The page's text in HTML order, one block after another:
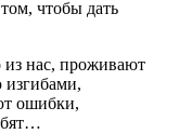
чтобы дать
из нас, проживают
изгибами,
ошибки,